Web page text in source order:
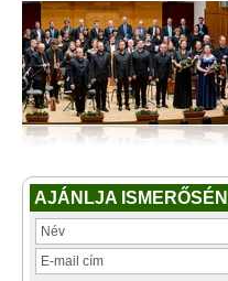
AJÁNLJA